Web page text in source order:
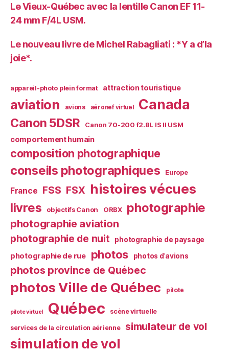
Le Vieux-Québec avec la lentille Canon EF 11-
24 mm F/4L USM.
Le nouveau livre de Michel Rabagliati : *Y a d’la
joie*.
appareil-photo plein format attraction touristique
aviation avions aéronef virtuel Canada
Canon 5DSR Canon 70-200 f2.8L IS II USM
comportement humain
composition photographique
conseils photographiques Europe
France FSS FSX histoires vécues
livres objectifs Canon ORBX photographie
photographie aviation
photographie de nuit
photographie de paysage
photographie de rue photos photos d'avions
photos province de Québec
photos Ville de Québec pilote
pilote virtuel Québec scène virtuelle
services de la circulation aérienne simulateur de vol
simulation de vol